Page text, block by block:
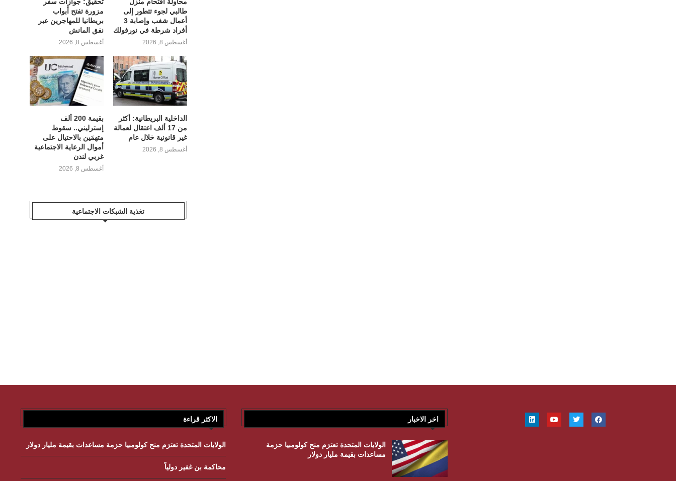
محاولة اقتحام منزل
طالبي لجوء تتطور إلى
أعمال شغب وإصابة 3
أفراد شرطة في نورفولك
أغسطس 8, 2026
تحقيق: جوازات سفر
مزورة تفتح أبواب
بريطانيا للمهاجرين عبر
نفق المانش
أغسطس 8, 2026
الداخلية البريطانية: أكثر
من 17 ألف اعتقال لعمالة
غير قانونية خلال عام
أغسطس 8, 2026
بقيمة 200 ألف
إسترليني.. سقوط
متهمَين بالاحتيال على
أموال الرعاية الاجتماعية
غربي لندن
أغسطس 8, 2026
تغذية الشبكات الاجتماعية
اخر الاخبار
الولايات المتحدة تعتزم منح كولومبيا حزمة
مساعدات بقيمة مليار دولار
الاكثر قراءة
الولايات المتحدة تعتزم منح كولومبيا حزمة مساعدات بقيمة مليار دولار
محاكمة بن غفير دولياً